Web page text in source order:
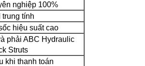
nghiệp 100%
trung tính
hiệu suất cao
phải ABC Hydraulic
Struts
khi thanh toán